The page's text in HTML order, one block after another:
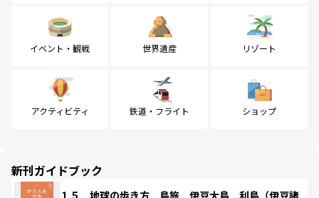
イベント・観戦 世界遺産 リゾート
アクティビティ 鉄道・フライト ショップ
新刊ガイドブック
１５ 地球の歩き方 島旅 伊豆大島 利島（伊豆諸